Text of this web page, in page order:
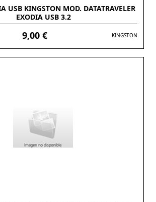
USB KINGSTON MOD. DATATRAVELER
EXODIA USB 3.2
9,00 € KINGSTON